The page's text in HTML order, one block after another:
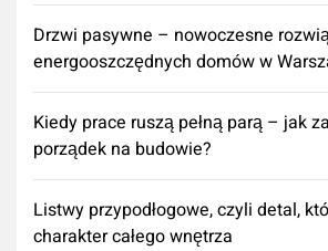
Drzwi pasywne – nowoczesne
energooszczędnych domów w
Kiedy prace ruszą pełną parą – jak
porządek na budowie?
Listwy przypodłogowe, czyli detal,
charakter całego wnętrza